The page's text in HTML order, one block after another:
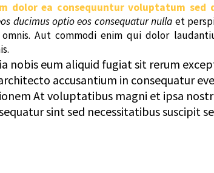
dolor ea consequuntur voluptatum sed
ducimus optio eos consequatur nulla et
Aut commodi enim qui dolor
nobis eum aliquid fugiat sit rerum
accusantium in consequatur
At voluptatibus magni et ipsa
sint sed necessitatibus suscipit